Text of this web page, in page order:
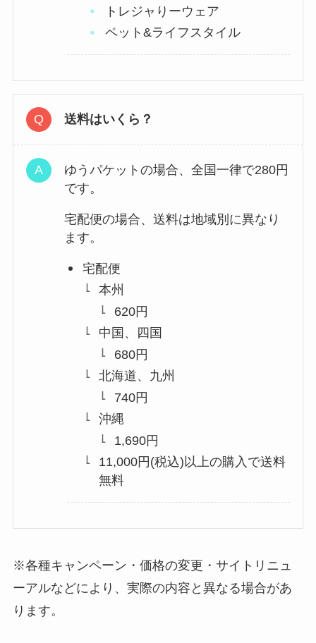
トレジャりーウェア
ペット&ライフスタイル
送料はいくら？
ゆうパケットの場合、全国一律で280円
です。
宅配便の場合、送料は地域別に異なり
ます。
宅配便
本州
620円
中国、四国
680円
北海道、九州
740円
沖縄
1,690円
11,000円(税込)以上の購入で送料
無料
※各種キャンペーン・価格の変更・サイトリニュ
ーアルなどにより、実際の内容と異なる場合があ
ります。